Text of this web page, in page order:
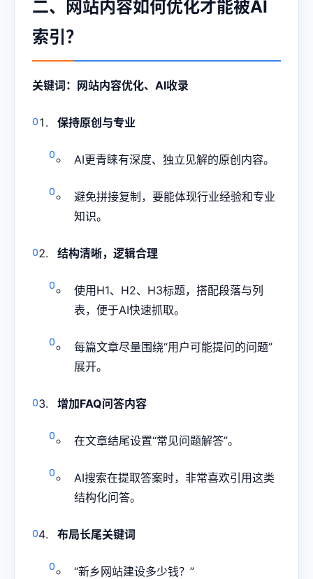
二、网站内容如何优化才能被AI
索引？
关键词：网站内容优化、AI收录
保持原创与专业
AI更青睐有深度、独立见解的原创内容。
避免拼接复制，要能体现行业经验和专业
知识。
结构清晰，逻辑合理
使用H1、H2、H3标题，搭配段落与列
表，便于AI快速抓取。
每篇文章尽量围绕“用户可能提问的问题”
展开。
增加FAQ问答内容
在文章结尾设置“常见问题解答”。
AI搜索在提取答案时，非常喜欢引用这类
结构化问答。
布局长尾关键词
“新乡网站建设多少钱？”